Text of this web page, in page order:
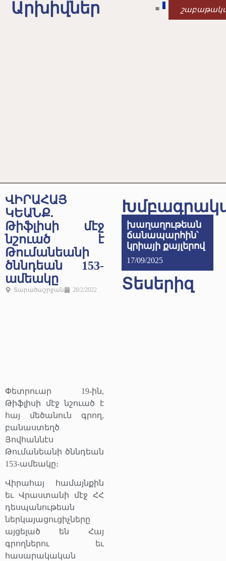
Արխիվներ
ՎԻՐԱՀԱՅ
ԿԵԱՆՔ.
Թիֆլիսի մէջ
նշուած է
Թումանեանի
ծննդեան 153-
ամեակը
Տարածաշրջան 20/2/2022
Փետրուար 19-ին,
Թիֆլիսի մէջ նշուած է
հայ մեծանուն գրող,
բանաստեղծ
Յովհաննէս
Թումանեանի ծննդեան
153-ամեակը։
Վիրահայ համայնքին
եւ Վրաստանի մէջ ՀՀ
դեսպանութեան
ներկայացուցիչները
այցելած են Հայ
գրողներու եւ
հասարակական
խաղաղութեան
ճանապարհին՝
կրիայի քայլերով
17/09/2025
Տեսերիզ